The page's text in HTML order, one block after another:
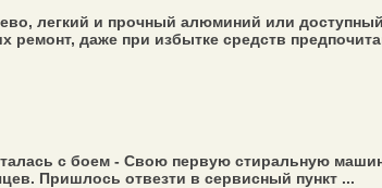
легкий и прочный алюминий или
даже при избытке средств
с боем - Свою первую стиральную
Пришлось отвезти в сервисный пункт ...